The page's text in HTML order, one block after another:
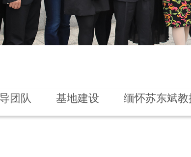
团队 基地建设 缅怀苏东斌教